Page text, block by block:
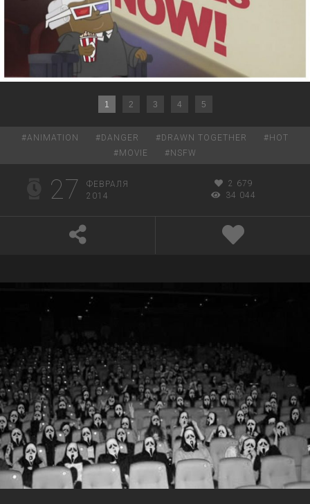
1 2 3 4 5
#ANIMATION # DANGER # DRAWN TOGETHER # HOT
# MOVIE # NSFW
27
ФЕВРАЛЯ
2014
2 679
34 044